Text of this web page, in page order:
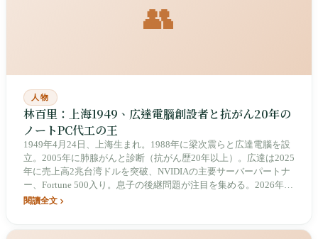
👥
人物
林百里：上海1949、広達電腦創設者と抗がん20年の
ノートPC代工の王
1949年4月24日、上海生まれ。1988年に梁次震らと広達電腦を設
立。2005年に肺腺がんと診断（抗がん歴20年以上）。広達は2025
年に売上高2兆台湾ドルを突破、NVIDIAの主要サーバーパートナ
ー、Fortune 500入り。息子の後継問題が注目を集める。2026年も
董事長（会長）を務めている。
閱讀全文